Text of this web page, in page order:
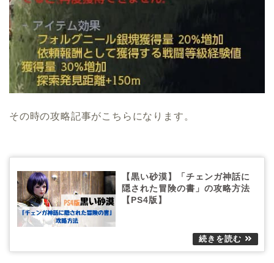
その時の攻略記事がこちらになります。
【黒い砂漠】「チェンガ神話に
隠された冒険の書」の攻略方法
【PS4版】